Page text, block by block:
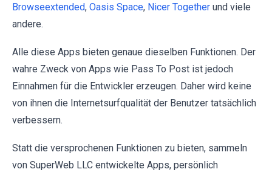
Browseextended, Oasis Space, Nicer Together und viele
andere.
Alle diese Apps bieten genaue dieselben Funktionen. Der
wahre Zweck von Apps wie Pass To Post ist jedoch
Einnahmen für die Entwickler erzeugen. Daher wird keine
von ihnen die Internetsurfqualität der Benutzer tatsächlich
verbessern.
Statt die versprochenen Funktionen zu bieten, sammeln
von SuperWeb LLC entwickelte Apps, persönlich